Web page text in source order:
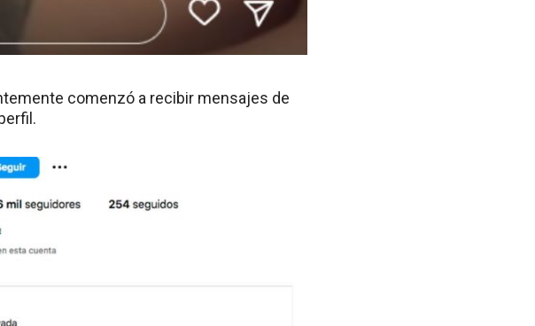
comenzó a recibir mensajes de